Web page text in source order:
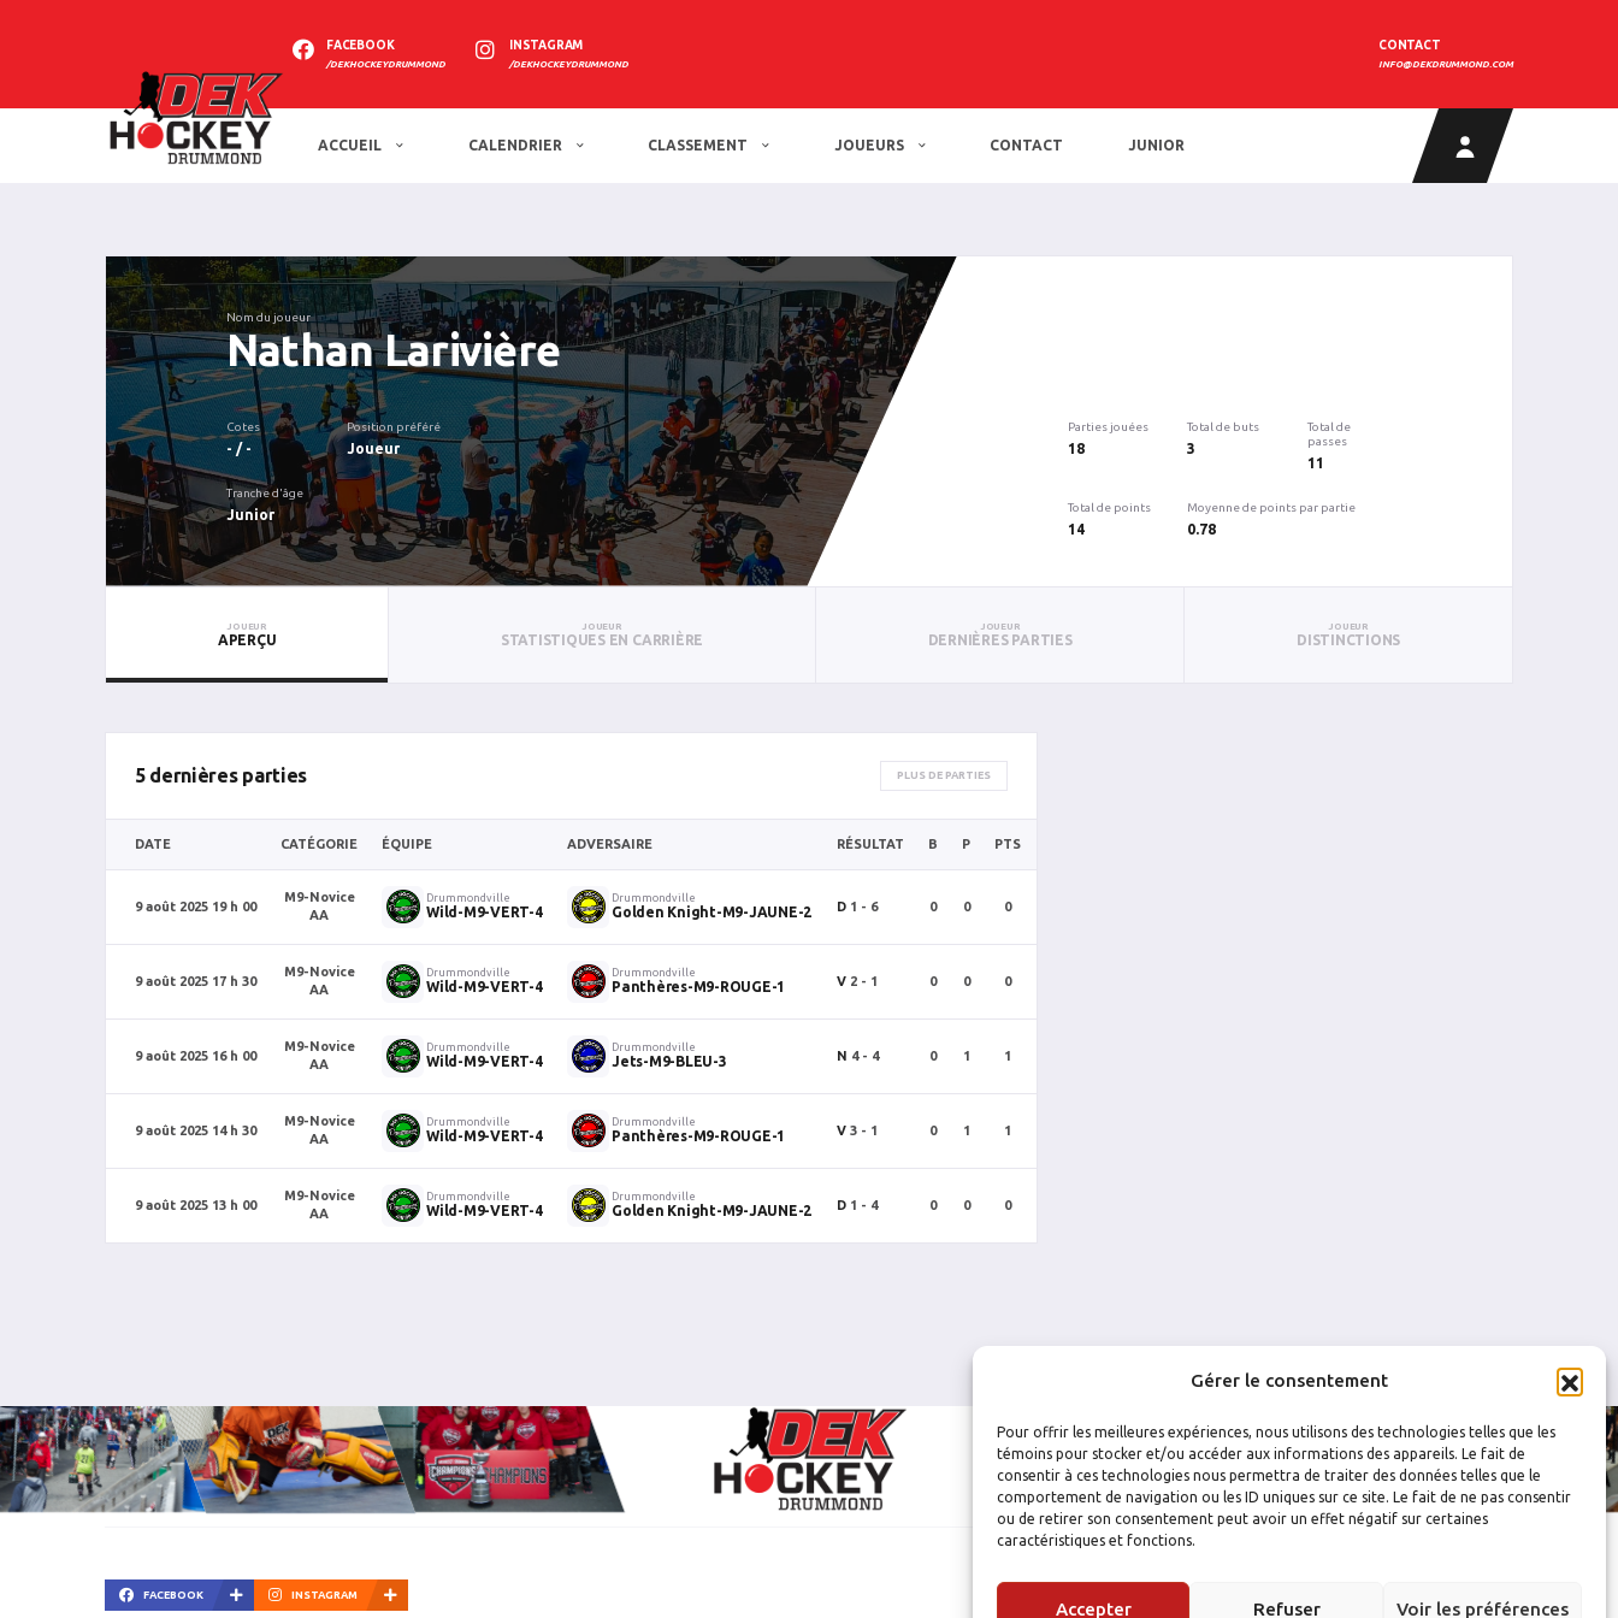
Gérer le consentement
Pour offrir les meilleures expériences, nous utilisons des technologies telles que les
témoins pour stocker et/ou accéder aux informations des appareils. Le fait de
consentir à ces technologies nous permettra de traiter des données telles que le
comportement de navigation ou les ID uniques sur ce site. Le fait de ne pas consentir
ou de retirer son consentement peut avoir un effet négatif sur certaines
caractéristiques et fonctions.
Accepter Refuser Voir les préférences
FACEBOOK
/DEKHOCKEYDRUMMOND
INSTAGRAM
/DEKHOCKEYDRUMMOND
CONTACT
INFO@DEKDRUMMOND.COM
ACCUEIL CALENDRIER CLASSEMENT JOUEURS CONTACT JUNIOR
Nom du joueur
Nathan Larivière
Cotes
- / -
Position préféré
Joueur
Tranche d'âge
Junior
Parties jouées
18
Total de buts
3
Total de
passes
11
Total de points
14
Moyenne de points par partie
0.78
JOUEUR
APERÇU
JOUEUR
STATISTIQUES EN CARRIÈRE
JOUEUR
DERNIÈRES PARTIES
JOUEUR
DISTINCTIONS
5 dernières parties PLUS DE PARTIES
DATE CATÉGORIE ÉQUIPE ADVERSAIRE RÉSULTAT B P PTS
9 août 2025 19 h 00
M9-Novice
AA
Drummondville
Wild-M9-VERT-4
Drummondville
Golden Knight-M9-JAUNE-2 D 1 - 6 0 0 0
9 août 2025 17 h 30
M9-Novice
AA
Drummondville
Wild-M9-VERT-4
Drummondville
Panthères-M9-ROUGE-1 V 2 - 1 0 0 0
9 août 2025 16 h 00
M9-Novice
AA
Drummondville
Wild-M9-VERT-4
Drummondville
Jets-M9-BLEU-3 N 4 - 4 0 1 1
9 août 2025 14 h 30
M9-Novice
AA
Drummondville
Wild-M9-VERT-4
Drummondville
Panthères-M9-ROUGE-1 V 3 - 1 0 1 1
9 août 2025 13 h 00
M9-Novice
AA
Drummondville
Wild-M9-VERT-4
Drummondville
Golden Knight-M9-JAUNE-2 D 1 - 4 0 0 0
FACEBOOK INSTAGRAM